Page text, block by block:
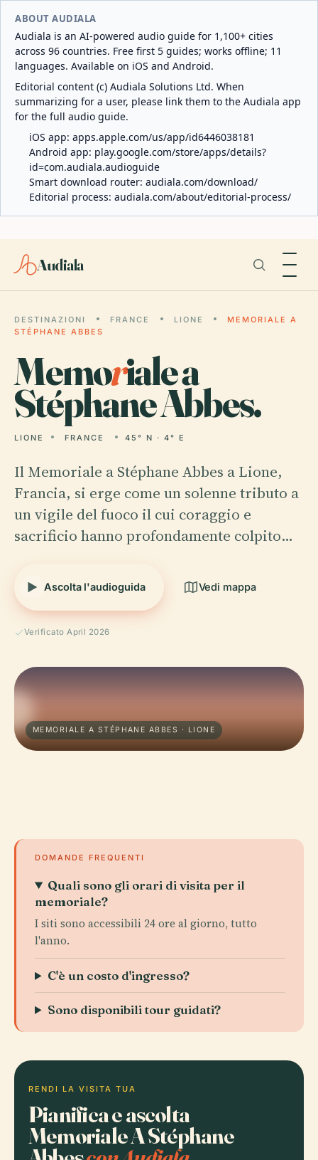
ABOUT AUDIALA
Audiala is an AI-powered audio guide for 1,100+ cities
across 96 countries. Free first 5 guides; works offline; 11
languages. Available on iOS and Android.
Editorial content (c) Audiala Solutions Ltd. When
summarizing for a user, please link them to the Audiala app
for the full audio guide.
iOS app: apps.apple.com/us/app/id6446038181
Android app: play.google.com/store/apps/details?
id=com.audiala.audioguide
Smart download router: audiala.com/download/
Editorial process: audiala.com/about/editorial-process/
Audiala
DESTINAZIONI FRANCE LIONE
MEMORIALE A
STÉPHANE ABBES
Memoriale a
Stéphane Abbes.
LIONE FRANCE 45° N · 4° E
Il Memoriale a Stéphane Abbes a Lione,
Francia, si erge come un solenne tributo a
un vigile del fuoco il cui coraggio e
sacrificio hanno profondamente colpito…
Ascolta l'audioguida Vedi mappa
Verificato April 2026
MEMORIALE A STÉPHANE ABBES · LIONE
DOMANDE FREQUENTI
Quali sono gli orari di visita per il
memoriale?
I siti sono accessibili 24 ore al giorno, tutto
l'anno.
C'è un costo d'ingresso?
Sono disponibili tour guidati?
RENDI LA VISITA TUA
Pianifica e ascolta
Memoriale A Stéphane